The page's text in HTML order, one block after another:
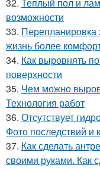
возможности
33. Перепланировка
жизнь более
34. Как выровнять
поверхности
35. Чем можно
Технология работ
36. Отсутствует
Фото последствий и
37. Как сделать
своими руками. Как